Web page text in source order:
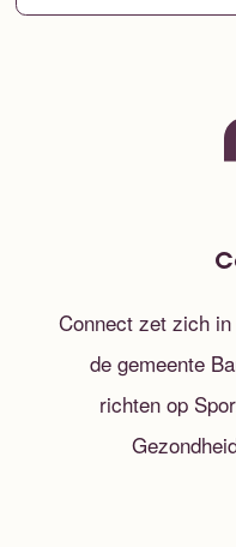
Connect zet zich
de gemeente
richten op